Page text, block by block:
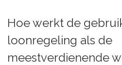
Hoe werkt de
loonregeling als de
meestverdienende